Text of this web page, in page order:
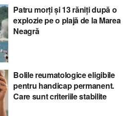
Patru morți și 13 răniți după o
explozie pe o plajă de la Marea
Neagră
Bolile reumatologice eligibile
pentru handicap permanent.
Care sunt criteriile stabilite